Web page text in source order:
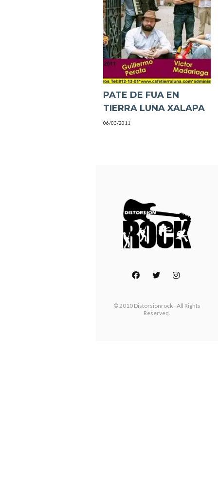
PATE DE FUA EN
TIERRA LUNA XALAPA
06/03/2011
© 2010 Distorsionrock - All Rights
Reserved.